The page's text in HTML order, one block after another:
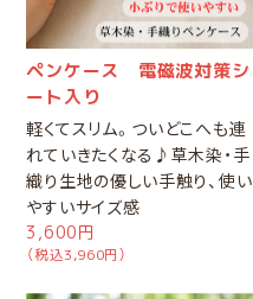
ペンケース 電磁波対策シ
ート入り
軽くてスリム。ついどこへも連
れていきたくなる♪草木染・手
織り生地の優しい手触り、使い
やすいサイズ感
3,600円
（税込3,960円）